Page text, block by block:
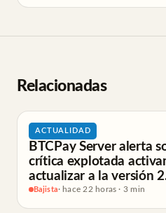
Relacionadas
ACTUALIDAD
BTCPay Server alerta
crítica explotada
actualizar a la versión
Bajista· hace 22 horas · 3 min